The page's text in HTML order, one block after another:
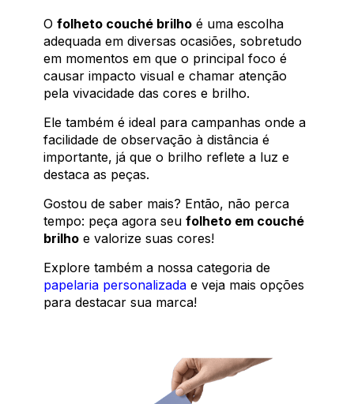
O folheto couché brilho é uma escolha
adequada em diversas ocasiões, sobretudo
em momentos em que o principal foco é
causar impacto visual e chamar atenção
pela vivacidade das cores e brilho.
Ele também é ideal para campanhas onde a
facilidade de observação à distância é
importante, já que o brilho reflete a luz e
destaca as peças.
Gostou de saber mais? Então, não perca
tempo: peça agora seu folheto em couché
brilho e valorize suas cores!
Explore também a nossa categoria de
papelaria personalizada e veja mais opções
para destacar sua marca!